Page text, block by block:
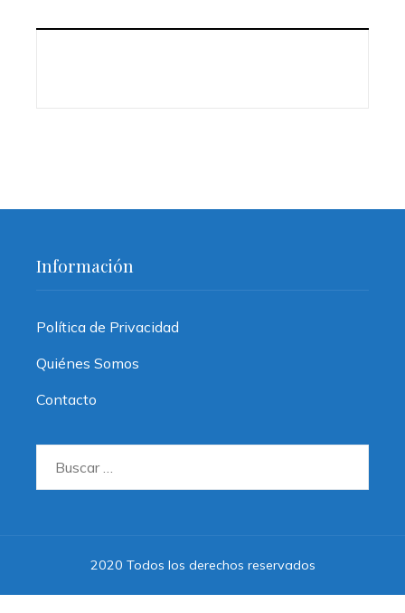
Información
Política de Privacidad
Quiénes Somos
Contacto
2020 Todos los derechos reservados